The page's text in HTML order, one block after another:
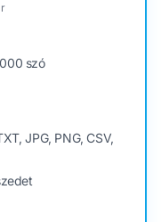
szó
JPG, PNG, CSV,